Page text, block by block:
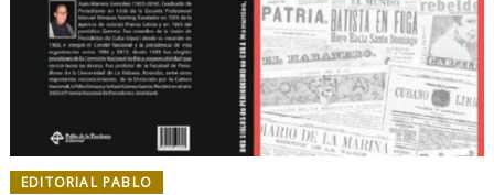
EDITORIAL PABLO